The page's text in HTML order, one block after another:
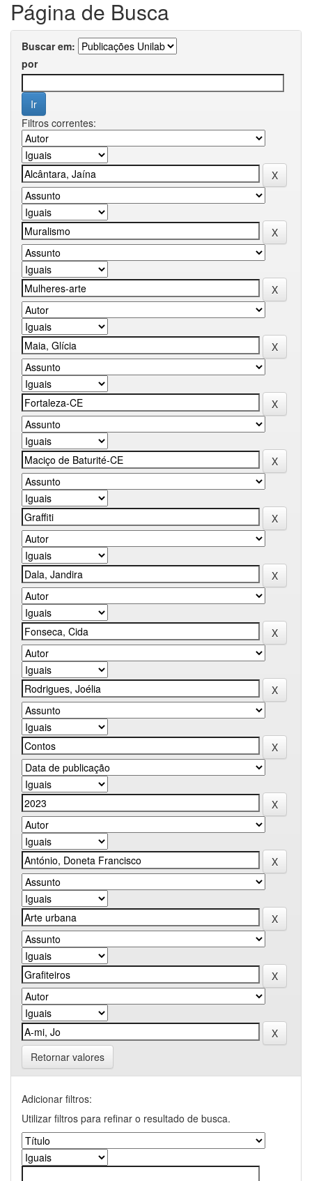
Página de Busca
Buscar em:
por
Filtros correntes:
Retornar valores
Adicionar filtros:
Utilizar filtros para refinar o resultado de busca.